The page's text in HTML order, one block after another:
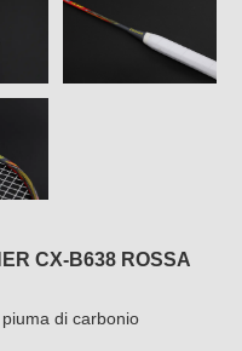
CX-B638 ROSSA
di carbonio